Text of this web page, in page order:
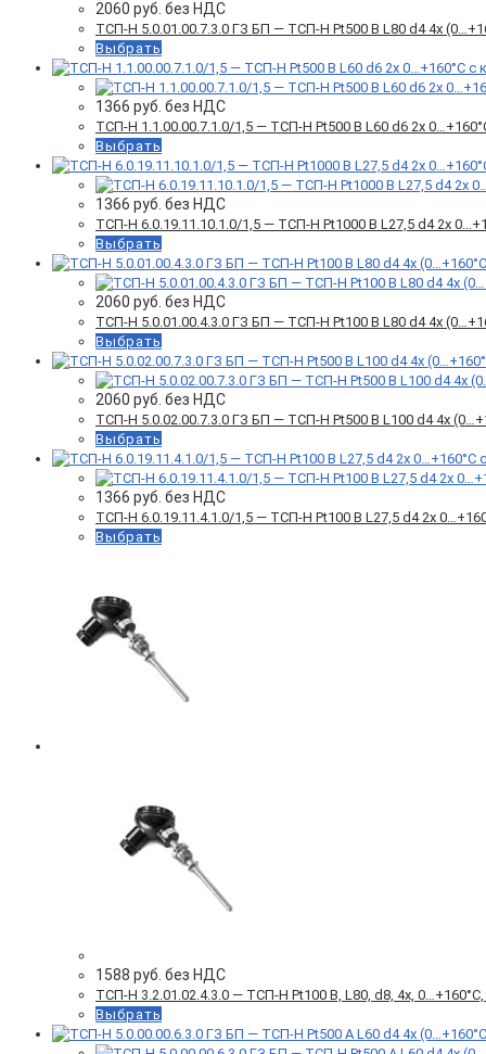
2060 руб. без НДС
ТСП-Н 5.0.01.00.7.3.0 ГЗ БП — ТСП-Н Pt500 B L80 d4 4x
Выбрать
1366 руб. без НДС
ТСП-Н 1.1.00.00.7.1.0/1,5 — ТСП-Н Pt500 B L60 d6 2х
Выбрать
1366 руб. без НДС
ТСП-Н 6.0.19.11.10.1.0/1,5 — ТСП-Н Pt1000 B L27,5 d4 2х
Выбрать
2060 руб. без НДС
ТСП-Н 5.0.01.00.4.3.0 ГЗ БП — ТСП-Н Pt100 B L80 d4 4x
Выбрать
2060 руб. без НДС
ТСП-Н 5.0.02.00.7.3.0 ГЗ БП — ТСП-Н Pt500 B L100 d4 4x
Выбрать
1366 руб. без НДС
ТСП-Н 6.0.19.11.4.1.0/1,5 — ТСП-Н Pt100 B L27,5 d4 2х
Выбрать
1588 руб. без НДС
ТСП-Н 3.2.01.02.4.3.0 — ТСП-Н Pt100 B, L80, d8, 4х,
Выбрать